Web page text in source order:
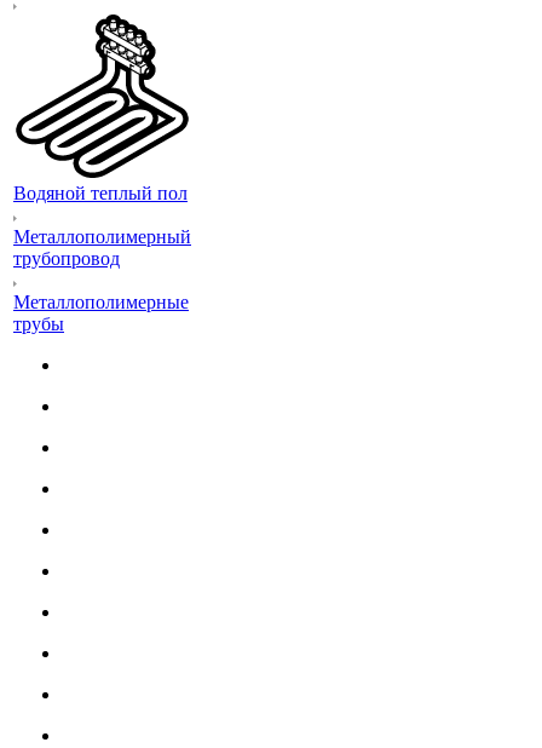
Водяной теплый пол
Металлополимерный
трубопровод
Металлополимерные
трубы